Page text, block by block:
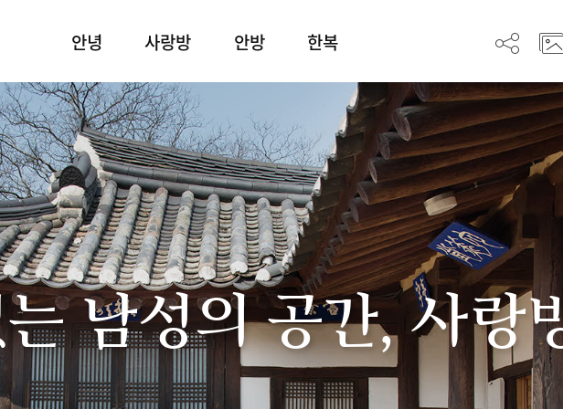
안녕 사랑방 안방 한복
남성의 공간, 사랑